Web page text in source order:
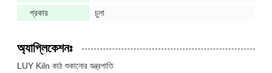
প্রকার
চুলা
অ্যাপ্লিকেশনঃ
LUY Kiln কাঠ শুকানোর যন্ত্রপাতি